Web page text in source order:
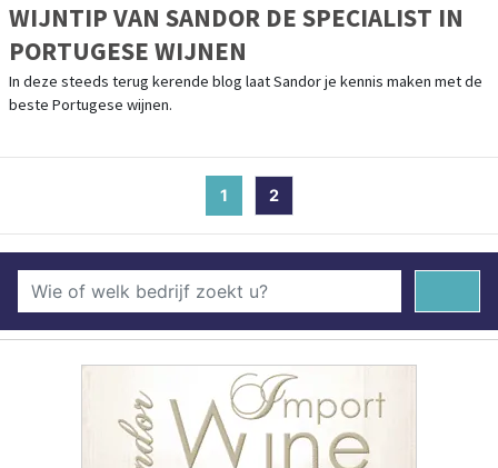
WIJNTIP VAN SANDOR DE SPECIALIST IN
PORTUGESE WIJNEN
In deze steeds terug kerende blog laat Sandor je kennis maken met de
beste Portugese wijnen.
1 (current)
2